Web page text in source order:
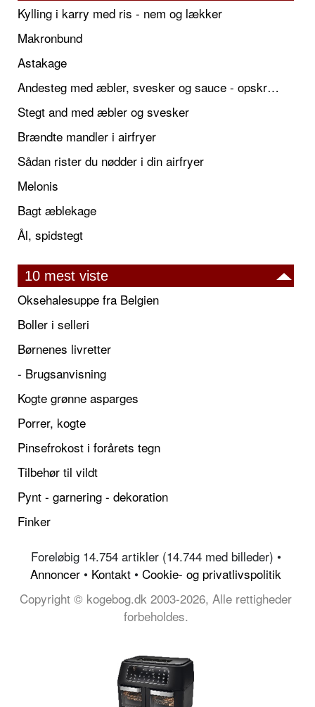
Kylling i karry med ris - nem og lækker
Makronbund
Astakage
Andesteg med æbler, svesker og sauce - opskrift også til jul
Stegt and med æbler og svesker
Brændte mandler i airfryer
Sådan rister du nødder i din airfryer
Melonis
Bagt æblekage
Ål, spidstegt
10 mest viste
Oksehalesuppe fra Belgien
Boller i selleri
Børnenes livretter
- Brugsanvisning
Kogte grønne asparges
Porrer, kogte
Pinsefrokost i forårets tegn
Tilbehør til vildt
Pynt - garnering - dekoration
Finker
Foreløbig 14.754 artikler (14.744 med billeder) •
Annoncer • Kontakt • Cookie- og privatlivspolitik
Copyright © kogebog.dk 2003-2026, Alle rettigheder
forbeholdes.